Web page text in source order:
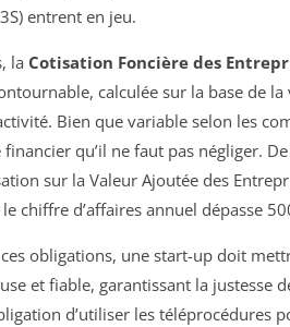
entrent en jeu.
la Cotisation Foncière des
calculée sur la base de
Bien que variable selon les
qu’il ne faut pas négliger.
sur la Valeur Ajoutée des
chiffre d’affaires annuel dépasse
obligations, une start-up doit
et fiable, garantissant la justesse
d’utiliser les téléprocédures